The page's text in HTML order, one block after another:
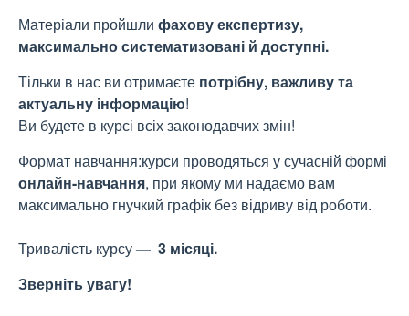
Матеріали пройшли фахову експертизу,
максимально систематизовані й доступні.
Тільки в нас ви отримаєте потрібну, важливу та
актуальну інформацію!
Ви будете в курсі всіх законодавчих змін!
Формат навчання:курси проводяться у сучасній формі
онлайн-навчання, при якому ми надаємо вам
максимально гнучкий графік без відриву від роботи.
Тривалість курсу— 3 місяці.
Зверніть увагу!